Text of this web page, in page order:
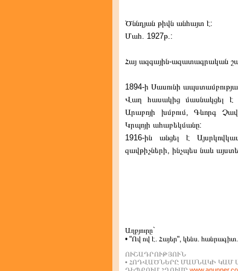
Ծննդյան թիվն անհայտ է:
Մահ. 1927թ.:
Հայ ազգային-ազատագրական
1894-ի Սասունի
Վաղ հասակից մասնակցել է
Արաբոյի խմբում, Գևորգ
Կրպոյի ահաբեկմանը:
1916-ին անցել է
զավթիչների, ինչպես նաև
Աղբյուրը`
• "Ով ով է. Հայեր", կենս.
ՈՒՇԱԴՐՈՒԹՅՈՒՆ
• ՀՈԴՎԱԾՆԵՐԸ ՄԱՍՆԱԿԻ ԿԱՄ